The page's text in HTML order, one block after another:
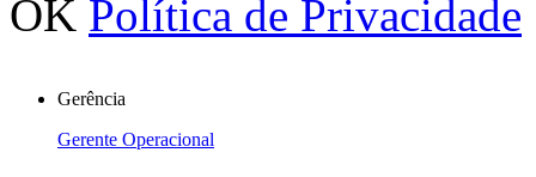
Gerência
Gerente Operacional
OK Política de Privacidade